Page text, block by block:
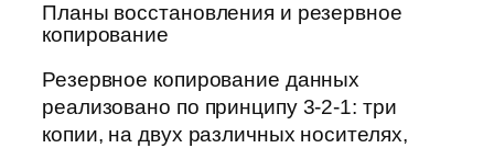
Планы восстановления и резервное
копирование
Резервное копирование данных
реализовано по принципу 3-2-1: три
копии, на двух различных носителях,